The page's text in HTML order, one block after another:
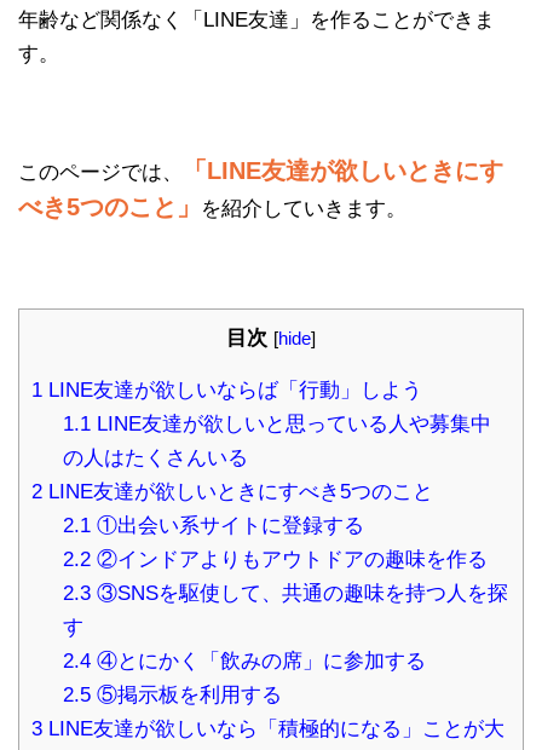
年齢など関係なく「LINE友達」を作ることができま
す。
このページでは、
「LINE友達が欲しいときにす
べき5つのこと」
を紹介していきます。
目次 [hide]
1 LINE友達が欲しいならば「行動」しよう
1.1LINE友達が欲しいと思っている人や募集中
の人はたくさんいる
2 LINE友達が欲しいときにすべき5つのこと
2.1①出会い系サイトに登録する
2.2②インドアよりもアウトドアの趣味を作る
2.3③SNSを駆使して、共通の趣味を持つ人を探
す
2.4④とにかく「飲みの席」に参加する
2.5⑤掲示板を利用する
3 LINE友達が欲しいなら「積極的になる」ことが大